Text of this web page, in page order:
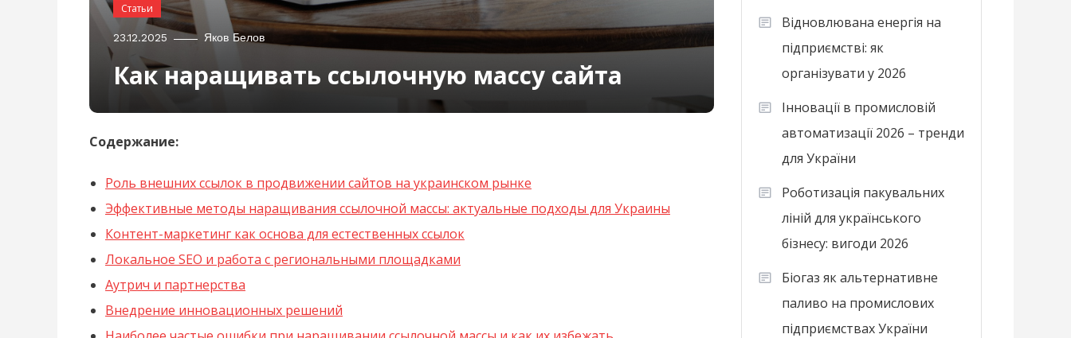
Статьи
23.12.2025 Яков Белов
Как наращивать ссылочную массу сайта
Содержание:
Роль внешних ссылок в продвижении сайтов на украинском рынке
Эффективные методы наращивания ссылочной массы: актуальные подходы для Украины
Контент-маркетинг как основа для естественных ссылок
Локальное SEO и работа с региональными площадками
Аутрич и партнерства
Внедрение инновационных решений
Відновлювана енергія на
підприємстві: як
організувати у 2026
Інновації в промисловій
автоматизації 2026 – тренди
для України
Роботизація пакувальних
ліній для українського
бізнесу: вигоди 2026
Біогаз як альтернативне
паливо на промислових
підприємствах України